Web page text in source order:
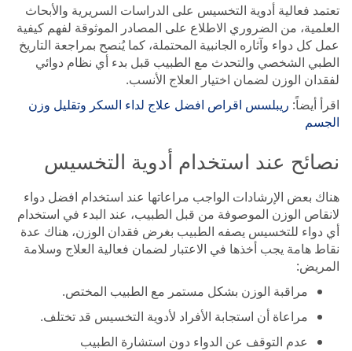
تعتمد فعالية أدوية التخسيس على الدراسات السريرية والأبحاث
العلمية، من الضروري الاطلاع على المصادر الموثوقة لفهم كيفية
عمل كل دواء وآثاره الجانبية المحتملة، كما يُنصح بمراجعة التاريخ
الطبي الشخصي والتحدث مع الطبيب قبل بدء أي نظام دوائي
لفقدان الوزن لضمان اختيار العلاج الأنسب.
اقرأ أيضاً: ريبلسس اقراص افضل علاج لداء السكر وتقليل وزن
الجسم
نصائح عند استخدام أدوية التخسيس
هناك بعض الإرشادات الواجب مراعاتها عند استخدام افضل دواء
لانقاص الوزن الموصوفة من قبل الطبيب، عند البدء في استخدام
أي دواء للتخسيس يصفه الطبيب بغرض فقدان الوزن، هناك عدة
نقاط هامة يجب أخذها في الاعتبار لضمان فعالية العلاج وسلامة
المريض:
مراقبة الوزن بشكل مستمر مع الطبيب المختص.
مراعاة أن استجابة الأفراد لأدوية التخسيس قد تختلف.
عدم التوقف عن الدواء دون استشارة الطبيب